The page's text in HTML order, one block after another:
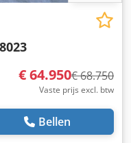
€ 64.950€ 68.750
Vaste prijs excl. btw
Bellen